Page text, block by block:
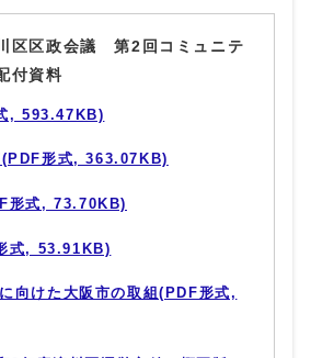
区区政会議 第2回コミュニテ
付資料
, 593.47KB)
(PDF形式, 363.07KB)
形式, 73.70KB)
式, 53.91KB)
向けた大阪市の取組(PDF形式,